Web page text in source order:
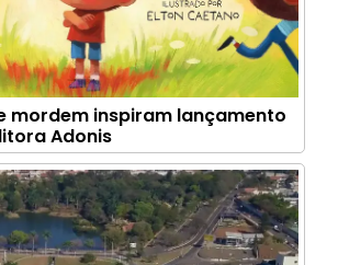
mordem inspiram lançamento
Adonis